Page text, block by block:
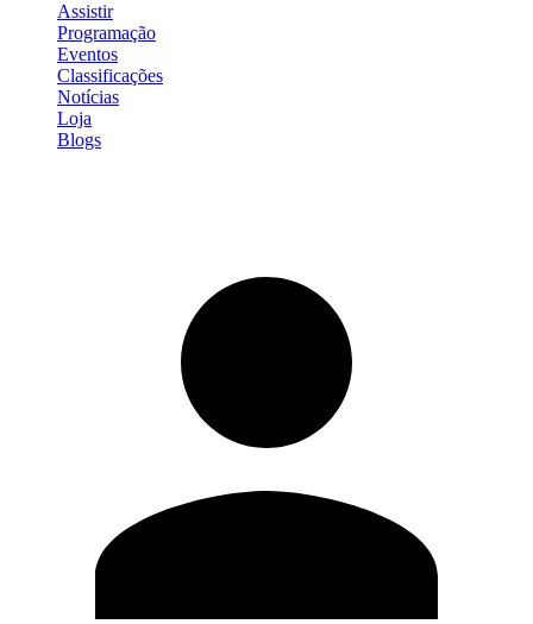
Assistir
Programação
Eventos
Classificações
Notícias
Loja
Blogs